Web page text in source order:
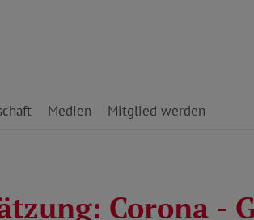
Medien Mitglied werden
Corona -